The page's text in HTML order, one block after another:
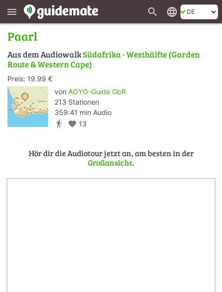
menu search language
Paarl
Aus dem AudiowalkSüdafrika - Westhälfte (Garden
Route & Western Cape)
Preis: 19.99 €
von AOYO-Guide GbR
213 Stationen
359:41 min Audio
directions_walk favorite 13
Hör dir die Audiotour jetzt an, am besten in der
Großansicht.